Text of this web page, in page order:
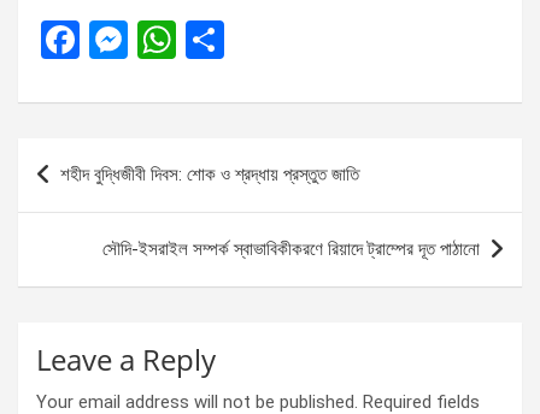
F
ce
o
M
se
n
g
er
W
at
A
p
p
ar
Post
navigation
শহীদ বুদ্ধিজীবী দিবস: শোক ও শ্রদ্ধায় প্রস্তুত জাতি
সৌদি-ইসরাইল সম্পর্ক স্বাভাবিকীকরণে রিয়াদে ট্রাম্পের দূত পাঠানো
Leave a Reply
Your email address will not be published. Required fields